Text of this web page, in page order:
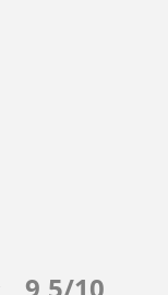
9,5/10